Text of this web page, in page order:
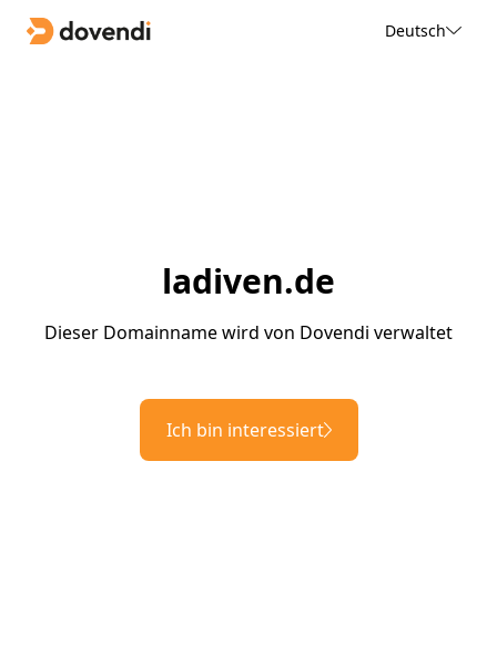
Deutsch
ladiven.de
Dieser Domainname wird von Dovendi verwaltet
Ich bin interessiert